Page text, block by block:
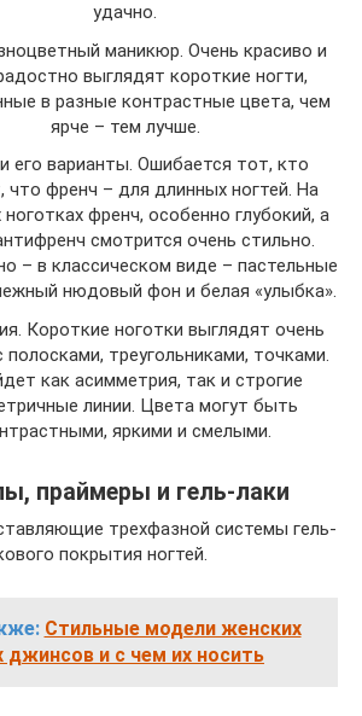
удачно.
маникюр. Очень красиво и
выглядят короткие ногти,
в разные контрастные цвета, чем
ярче – тем лучше.
его варианты. Ошибается тот, кто
что френч – для длинных ногтей. На
френч, особенно глубокий, а
смотрится очень стильно.
– в классическом виде – пастельные
нюдовый фон и белая «улыбка».
Короткие ноготки выглядят очень
полосками, треугольниками, точками.
как асимметрия, так и строгие
линии. Цвета могут быть
яркими и смелыми.
праймеры и гель-лаки
трехфазной системы гель-
покрытия ногтей.
Стильные модели женских
джинсов и с чем их носить